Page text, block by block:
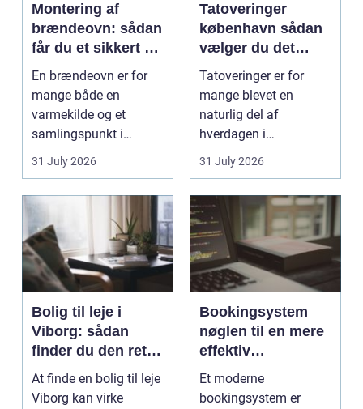
Montering af
brændeovn: sådan
får du et sikkert og
smukt resultat
En brændeovn er for
mange både en
varmekilde og et
samlingspunkt i
hjemmet. Flammerne
31 July 2026
Tatoveringer
københavn sådan
vælger du det
rigtige studie
Tatoveringer er for
mange blevet en
naturlig del af
hverdagen i
København. Byen er
fyldt med dygtige...
31 July 2026
Bolig til leje i
Viborg: sådan
finder du den rette
lejlighed
At finde en bolig til leje
Viborg kan virke
Bookingsystem
nøglen til en mere
effektiv
klinikhverdag
Et moderne
bookingsystem er